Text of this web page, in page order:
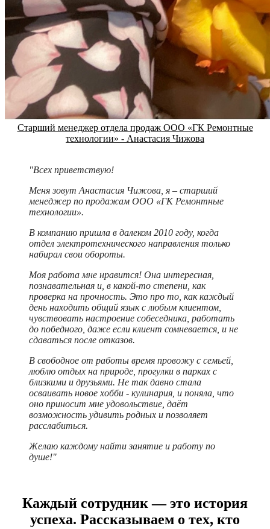
Старший менеджер отдела продаж ООО «ГК Ремонтные
технологии» - Анастасия Чижова
"Всех приветствую!
Меня зовут Анастасия Чижова, я – старший
менеджер по продажам ООО «ГК Ремонтные
технологии».
В компанию пришла в далеком 2010 году, когда
отдел электротехнического направления только
набирал свои обороты.
Моя работа мне нравится! Она интересная,
познавательная и, в какой-то степени, как
проверка на прочность. Это про то, как каждый
день находить общий язык с любым клиентом,
чувствовать настроение собеседника, работать
до победного, даже если клиент сомневается, и не
сдаваться после отказов.
В свободное от работы время провожу с семьей,
люблю отдых на природе, прогулки в парках с
близкими и друзьями. Не так давно стала
осваивать новое хобби - кулинария, и поняла, что
оно приносит мне удовольствие, даёт
возможность удивить родных и позволяет
расслабиться.
Желаю каждому найти занятие и работу по
душе!"
Каждый сотрудник — это история
успеха. Рассказываем о тех, кто